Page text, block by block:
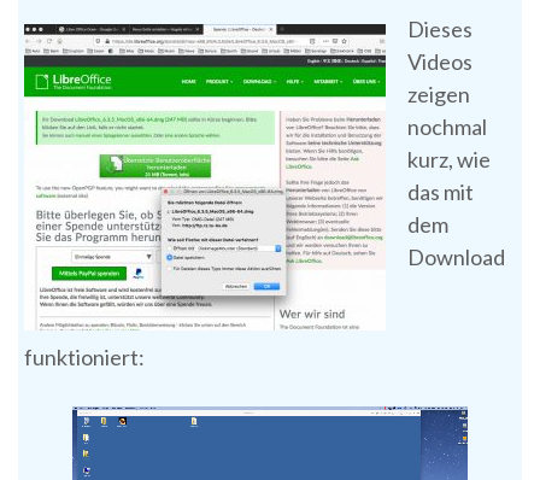
Dieses
Videos
zeigen
nochmal
kurz, wie
das mit
dem
Download
funktioniert: